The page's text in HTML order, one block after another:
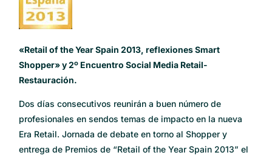
«Retail of the Year Spain 2013, reflexiones Smart
Shopper» y 2º Encuentro Social Media Retail-
Restauración.
Dos días consecutivos reunirán a buen número de
profesionales en sendos temas de impacto en la nueva
Era Retail. Jornada de debate en torno al Shopper y
entrega de Premios de “Retail of the Year Spain 2013” el